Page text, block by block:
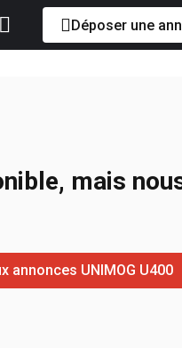
Déposer une
mais
annonces UNIMOG U400